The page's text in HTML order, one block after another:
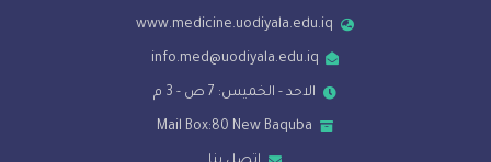
www.medicine.uodiyala.edu.iq
info.med@uodiyala.edu.iq
الاحد - الخميس: 7 ص - 3 م
Mail Box:80 New Baquba